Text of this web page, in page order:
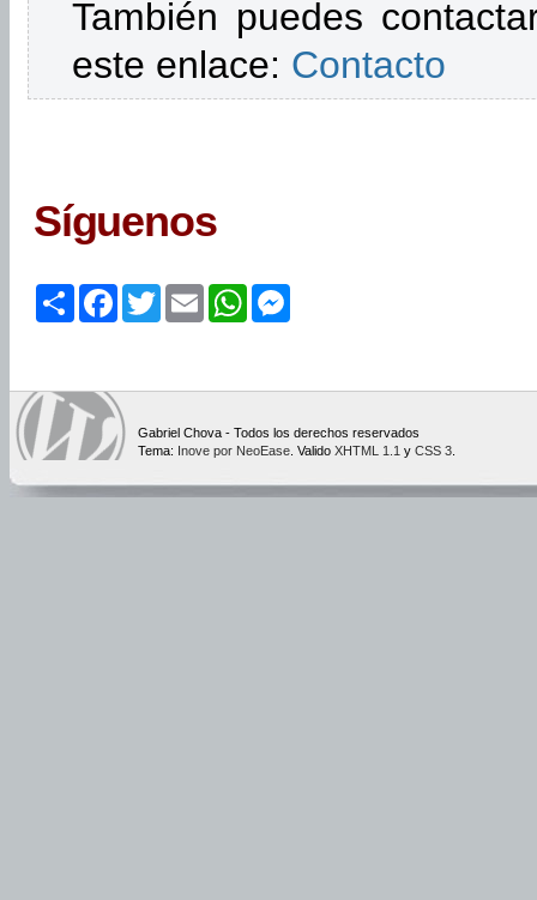
También puedes
este enlace: Contacto
Síguenos
ShareFacebook
TwitterEmailWhatsApp
Gabriel Chova - Todos los derechos reservados
Tema: Inove por NeoEase . Valido XHTML 1.1 y CSS 3